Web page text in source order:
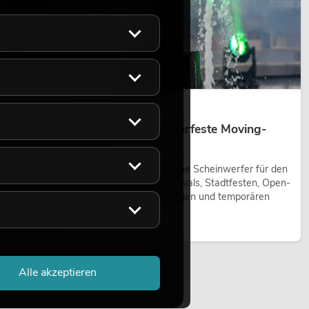
14.05.2026
Outdoor Moving-Heads: Wetterfeste Moving-
Heads bei Events
Outdoor Moving-Heads sind bewegliche Scheinwerfer für den
Einsatz im Freien. Sie werden bei Festivals, Stadtfesten, Open-
Air-Konzerten, Architekturinszenierungen und temporären
Außeninstallationen eingesetzt.
Alle akzeptieren